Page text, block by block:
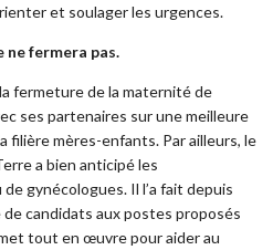
et soulager les urgences.
ne fermera pas.
fermeture de la maternité de
ses partenaires sur une meilleure
filière mères-enfants. Par ailleurs, le
a bien anticipé les
gynécologues. Il l’a fait depuis
de candidats aux postes proposés
tout en œuvre pour aider au